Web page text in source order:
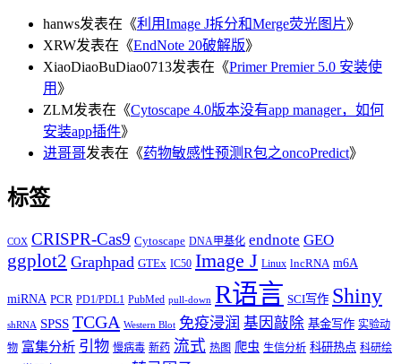
hanws发表在《利用Image J拆分和Merge荧光图片》
XRW发表在《EndNote 20破解版》
XiaoDiaoBuDiao0713发表在《Primer Premier 5.0 安装使
用 》
ZLM发表在《Cytoscape 4.0版本没有app manager，如何
安装app插件》
进哥哥发表在《药物敏感性预测R包之oncoPredict》
标签
COX CRISPR-Cas9 Cytoscape DNA甲基化 endnote GEO
ggplot2 Graphpad GTEx IC50 Image J Linux lncRNA m6A
miRNA PCR PD1/PDL1 PubMed pull-down R语言 SCI写作 Shiny
shRNA SPSS TCGA Western Blot 免疫浸润 基因敲除 基金写作 实验动
物 富集分析 引物 慢病毒 新药 流式 热图 爬虫 生信分析 科研热点 科研绘